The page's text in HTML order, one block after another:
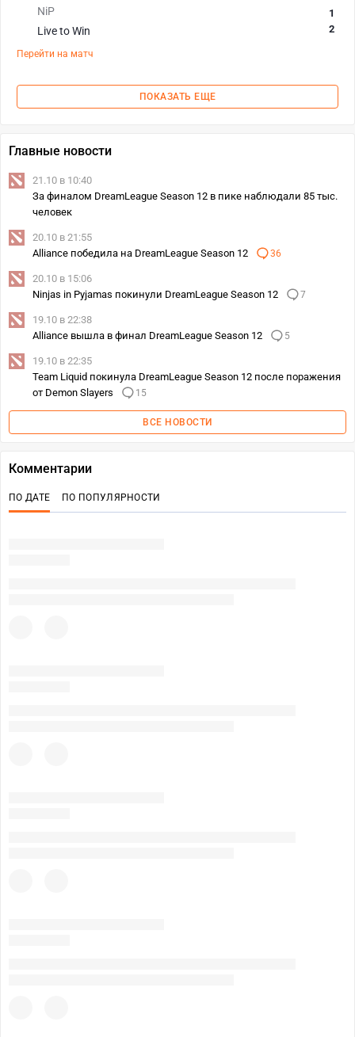
NiP
Live to Win
1
2
Перейти на матч
ПОКАЗАТЬ ЕЩЕ
Главные новости
21.10 в 10:40
За финалом DreamLeague Season 12 в пике наблюдали 85 тыс.
человек
20.10 в 21:55
Alliance победила на DreamLeague Season 12
36
20.10 в 15:06
Ninjas in Pyjamas покинули DreamLeague Season 12
7
19.10 в 22:38
Alliance вышла в финал DreamLeague Season 12
5
19.10 в 22:35
Team Liquid покинула DreamLeague Season 12 после поражения
от Demon Slayers
15
ВСЕ НОВОСТИ
Комментарии
ПО ДАТЕ ПО ПОПУЛЯРНОСТИ